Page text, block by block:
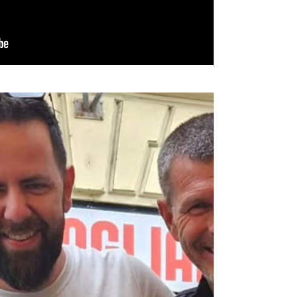
OMOGUĆI OBAVIJESTI